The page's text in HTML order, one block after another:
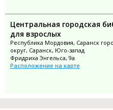
Центральная городская
для взрослых
Республика Мордовия, Саранск
округ, Саранск, Юго-запад
Фридриха Энгельса, 9а
Расположение на карте